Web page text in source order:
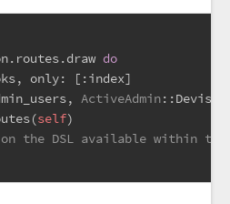
do
, only: [ :index]
, ActiveAdmin: :Devise
self)
the DSL available within